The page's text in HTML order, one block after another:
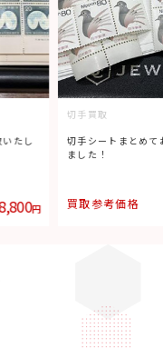
たし
円
切手買取
切手シートまとめて
ました！
買取参考価格